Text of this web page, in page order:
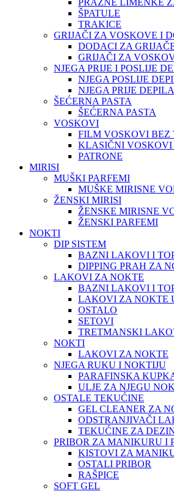
PRAZNE LIMENKE
ŠPATULE
TRAKICE
GRIJAČI ZA VOSKOVE I
DODACI ZA
GRIJAČI ZA
NJEGA PRIJE I POSLIJE
NJEGA POSLIJE
NJEGA PRIJE
ŠEĆERNA PASTA
ŠEĆERNA PASTA
VOSKOVI
FILM VOSKOVI BEZ
KLASIČNI
PATRONE
MIRISI
MUŠKI PARFEMI
MUŠKE MIRISNE
ŽENSKI MIRISI
ŽENSKE MIRISNE
ŽENSKI PARFEMI
NOKTI
DIP SISTEM
BAZNI LAKOVI I
DIPPING PRAH ZA
LAKOVI ZA NOKTE
BAZNI LAKOVI I
LAKOVI ZA NOKTE
OSTALO
SETOVI
TRETMANSKI
NOKTI
LAKOVI ZA NOKTE
NJEGA RUKU I NOKTIJU
PARAFINSKA
ULJE ZA NJEGU
OSTALE TEKUĆINE
GEL CLEANER ZA
ODSTRANJIVAČI
TEKUĆINE ZA
PRIBOR ZA MANIKURU I
KISTOVI ZA
OSTALI PRIBOR
RAŠPICE
SOFT GEL